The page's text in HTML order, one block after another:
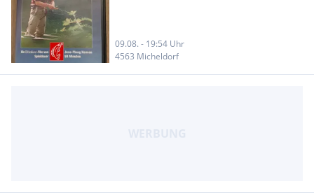
09.08. - 19:54 Uhr
4563 Micheldorf